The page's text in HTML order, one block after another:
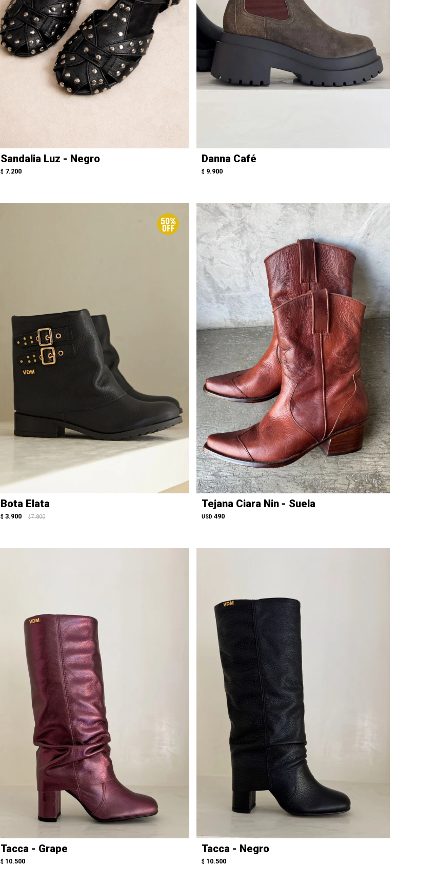
Sandalia Luz - Negro
$ 7.200
Danna Café
$ 9.900
Bota Elata
$ 3.900 $ 7.800
Tejana Ciara Nin - Suela
USD 490
Tacca - Grape
$ 10.500
Tacca - Negro
$ 10.500